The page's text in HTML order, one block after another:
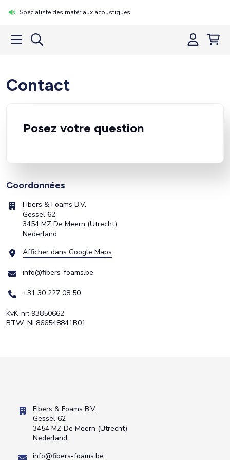
Spécialiste des matériaux acoustiques
Contact
Posez votre question
Coordonnées
Fibers & Foams B.V.
Gessel 62
3454 MZ De Meern (Utrecht)
Nederland
Afficher dans Google Maps
info@fibers-foams.be
+31 30 227 08 50
KvK-nr: 93850662
BTW: NL866548841B01
Fibers & Foams B.V.
Gessel 62
3454 MZ De Meern (Utrecht)
Nederland
info@fibers-foams.be